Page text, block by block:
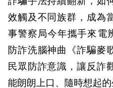
效觸及不同族群，成為
事警察局今年攜手來電
防詐洗腦神曲《詐騙麥
民眾防詐意識，讓反詐
能朗朗上口、隨時想起的